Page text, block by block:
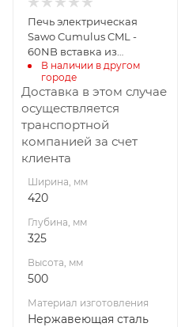
Нержавеющая
сталь
Масса камней, кг
18
Габариты В*Ш*Г мм
590x420x325
Мощность, кВт
6
Печь электрическая
Sawo Cumulus CML -
60NB вставка из
талькохлорита
В наличии в другом
городе
Доставка в этом случае
осуществляется
транспортной
компанией за счет
клиента
Ширина, мм
420
Глубина, мм
325
Высота, мм
500
Материал изготовления
Нержавеющая сталь